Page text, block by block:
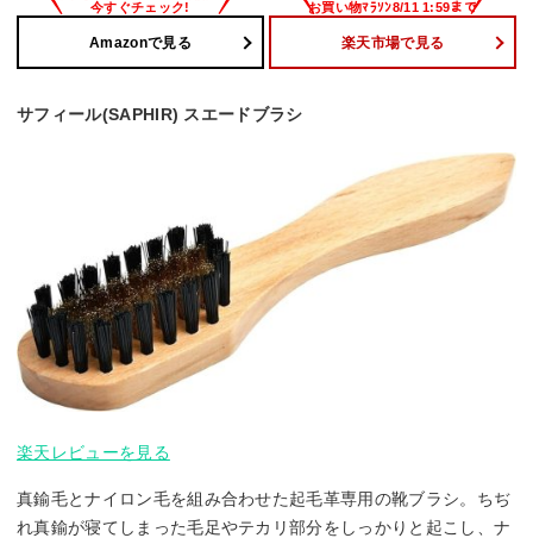
Amazonで見る 楽天市場で見る
サフィール(SAPHIR) スエードブラシ
楽天レビューを見る
真鍮毛とナイロン毛を組み合わせた起毛革専用の靴ブラシ。ちぢ
れ真鍮が寝てしまった毛足やテカリ部分をしっかりと起こし、ナ